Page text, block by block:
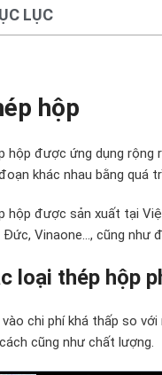
LỤC
hộp
hộp được ứng dụng rộng
khác nhau bằng quá
hộp được sản xuất tại
Vinaone…, cũng như
loại thép hộp
vào chi phí khá thấp so
cũng như chất lượng.